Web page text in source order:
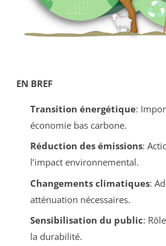
EN BREF
Transition énergétique:
économie bas carbone.
Réduction des émissions:
l’impact environnemental.
Changements climatiques:
atténuation nécessaires.
Sensibilisation du public:
la durabilité.